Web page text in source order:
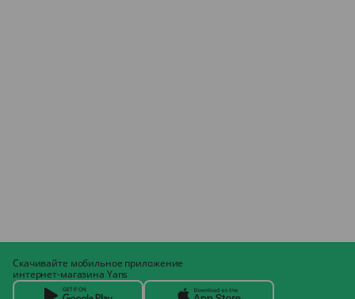
Скачивайте мобильное приложение
интернет-магазина Yans